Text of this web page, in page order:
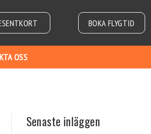
BOKA FLYGTID
OSS
Senaste inläggen